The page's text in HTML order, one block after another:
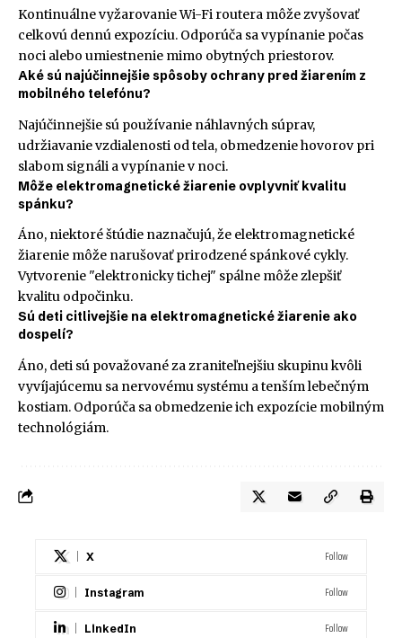
Kontinuálne vyžarovanie Wi-Fi routera môže zvyšovať
celkovú dennú expozíciu. Odporúča sa vypínanie počas
noci alebo umiestnenie mimo obytných priestorov.
Aké sú najúčinnejšie spôsoby ochrany pred žiarením z
mobilného telefónu?
Najúčinnejšie sú používanie náhlavných súprav,
udržiavanie vzdialenosti od tela, obmedzenie hovorov pri
slabom signáli a vypínanie v noci.
Môže elektromagnetické žiarenie ovplyvniť kvalitu
spánku?
Áno, niektoré štúdie naznačujú, že elektromagnetické
žiarenie môže narušovať prirodzené spánkové cykly.
Vytvorenie "elektronicky tichej" spálne môže zlepšiť
kvalitu odpočinku.
Sú deti citlivejšie na elektromagnetické žiarenie ako
dospelí?
Áno, deti sú považované za zraniteľnejšiu skupinu kvôli
vyvíjajúcemu sa nervovému systému a tenším lebečným
kostiam. Odporúča sa obmedzenie ich expozície mobilným
technológiám.
X Follow
Instagram Follow
LinkedIn Follow